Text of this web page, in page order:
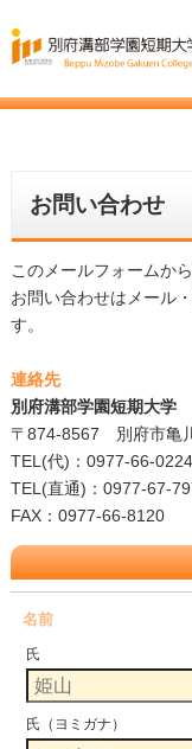
お問い合わせ
このメールフォームか
お問い合わせはメール
す。
連絡先
別府溝部学園短期大学
〒874-8567 別府市亀
TEL(代)：0977-66-0224
TEL(直通)：0977-67-
FAX：0977-66-8120
名前
氏
氏（ヨミガナ）